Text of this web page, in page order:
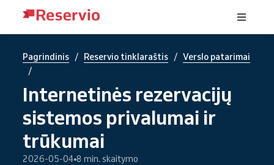
Pagrindinis / Reservio tinklaraštis / Verslo patarimai
/
Internetinės rezervacijų
sistemos privalumai ir
trūkumai
2026-05-04 8 min. skaitymo